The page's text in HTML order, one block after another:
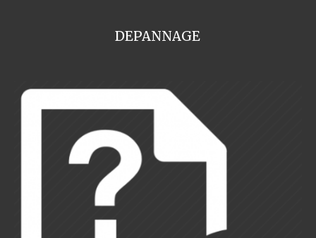
DEPANNAGE